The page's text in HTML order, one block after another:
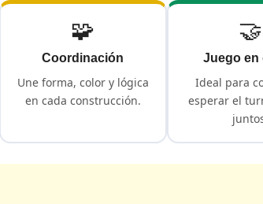
🧩
Coordinación
Une forma, color y lógica
en cada construcción.
🤝
Juego en
Ideal para
esperar el